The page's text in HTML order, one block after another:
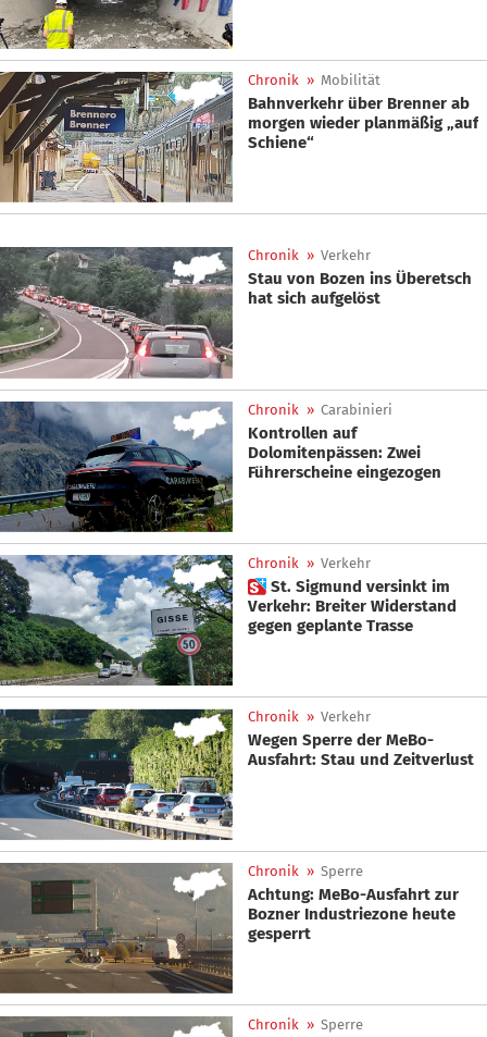
Chronik » Mobilität
Bahnverkehr über Brenner ab
morgen wieder planmäßig „auf
Schiene“
Chronik » Verkehr
Stau von Bozen ins Überetsch
hat sich aufgelöst
Chronik » Carabinieri
Kontrollen auf
Dolomitenpässen: Zwei
Führerscheine eingezogen
Chronik » Verkehr
 St. Sigmund versinkt im
Verkehr: Breiter Widerstand
gegen geplante Trasse
Chronik » Verkehr
Wegen Sperre der MeBo-
Ausfahrt: Stau und Zeitverlust
Chronik » Sperre
Achtung: MeBo-Ausfahrt zur
Bozner Industriezone heute
gesperrt
Chronik » Sperre